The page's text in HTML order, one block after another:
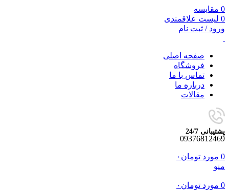
0 مقایسه
0 لیست علاقمندی
ورود / ثبت نام
صفحه اصلی
فروشگاه
تماس با ما
درباره ما
مقالات
پشتیبانی 24/7
09376812469
0 مورد تومان ۰
منو
0 مورد تومان ۰